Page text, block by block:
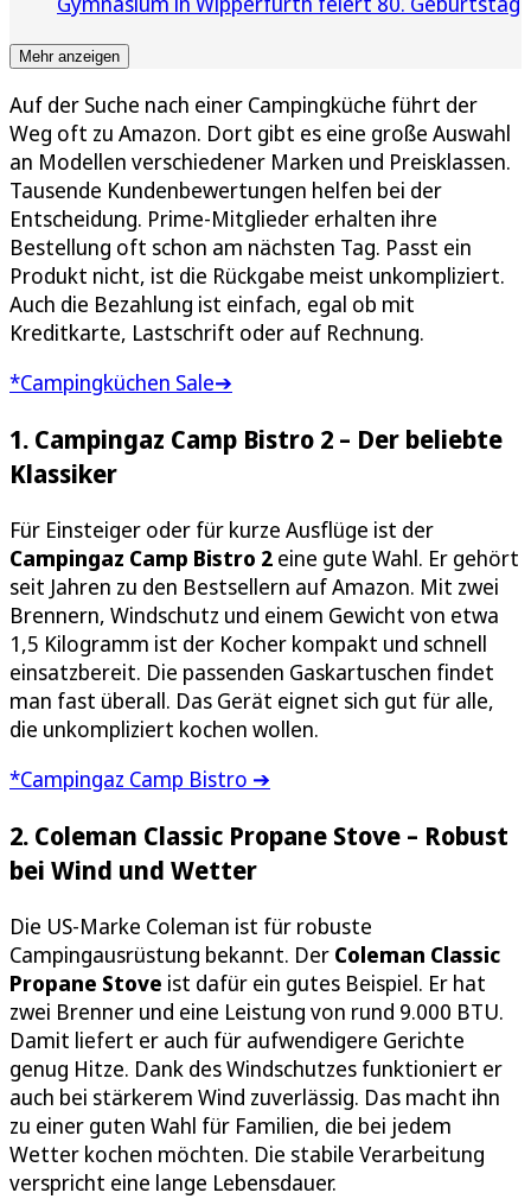
Mehr anzeigen
Auf der Suche nach einer Campingküche führt der
Weg oft zu Amazon. Dort gibt es eine große Auswahl
an Modellen verschiedener Marken und Preisklassen.
Tausende Kundenbewertungen helfen bei der
Entscheidung. Prime-Mitglieder erhalten ihre
Bestellung oft schon am nächsten Tag. Passt ein
Produkt nicht, ist die Rückgabe meist unkompliziert.
Auch die Bezahlung ist einfach, egal ob mit
Kreditkarte, Lastschrift oder auf Rechnung.
*Campingküchen Sale➔
1. Campingaz Camp Bistro 2 – Der beliebte
Klassiker
Für Einsteiger oder für kurze Ausflüge ist der
Campingaz Camp Bistro 2 eine gute Wahl. Er gehört
seit Jahren zu den Bestsellern auf Amazon. Mit zwei
Brennern, Windschutz und einem Gewicht von etwa
1,5 Kilogramm ist der Kocher kompakt und schnell
einsatzbereit. Die passenden Gaskartuschen findet
man fast überall. Das Gerät eignet sich gut für alle,
die unkompliziert kochen wollen.
*Campingaz Camp Bistro ➔
2. Coleman Classic Propane Stove – Robust
bei Wind und Wetter
Die US-Marke Coleman ist für robuste
Campingausrüstung bekannt. Der Coleman Classic
Propane Stove ist dafür ein gutes Beispiel. Er hat
zwei Brenner und eine Leistung von rund 9.000 BTU.
Damit liefert er auch für aufwendigere Gerichte
genug Hitze. Dank des Windschutzes funktioniert er
auch bei stärkerem Wind zuverlässig. Das macht ihn
zu einer guten Wahl für Familien, die bei jedem
Wetter kochen möchten. Die stabile Verarbeitung
verspricht eine lange Lebensdauer.